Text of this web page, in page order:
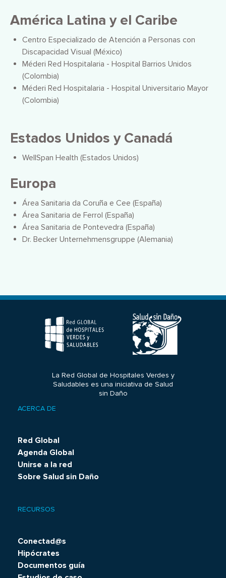
América Latina y el Caribe
Centro Especializado de Atención a Personas con
Discapacidad Visual (México)
Méderi Red Hospitalaria - Hospital Barrios Unidos
(Colombia)
Méderi Red Hospitalaria - Hospital Universitario Mayor
(Colombia)
Estados Unidos y Canadá
WellSpan Health (Estados Unidos)
Europa
Área Sanitaria da Coruña e Cee (España)
Área Sanitaria de Ferrol (España)
Área Sanitaria de Pontevedra (España)
Dr. Becker Unternehmensgruppe (Alemania)
La Red Global de Hospitales Verdes y
Saludables es una iniciativa de Salud
sin Daño
menu
ACERCA DE
Red Global
Agenda Global
Unirse a la red
Sobre Salud sin Daño
RECURSOS
Conectad@s
Hipócrates
Documentos guía